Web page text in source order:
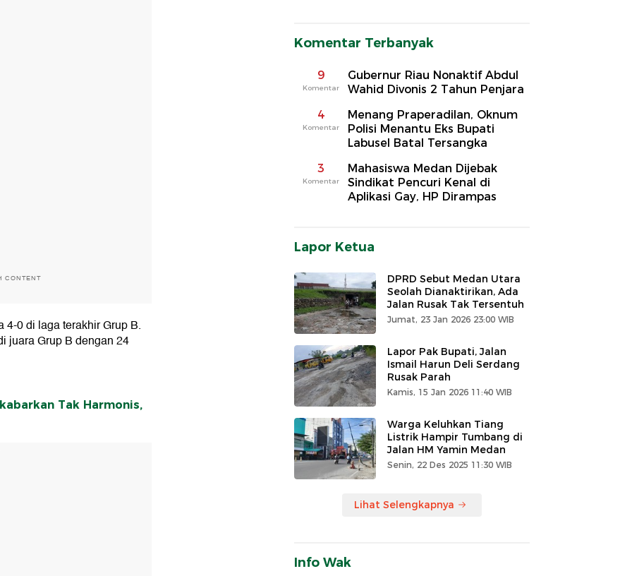
CONTENT
0 di laga terakhir Grup B.
juara Grup B dengan 24
Tak Harmonis,
Komentar Terbanyak
9
Komentar
Gubernur Riau Nonaktif Abdul
Wahid Divonis 2 Tahun Penjara
4
Komentar
Menang Praperadilan, Oknum
Polisi Menantu Eks Bupati
Labusel Batal Tersangka
3
Komentar
Mahasiswa Medan Dijebak
Sindikat Pencuri Kenal di
Aplikasi Gay, HP Dirampas
Lapor Ketua
DPRD Sebut Medan Utara
Seolah Dianaktirikan, Ada
Jalan Rusak Tak Tersentuh
Jumat, 23 Jan 2026 23:00 WIB
Lapor Pak Bupati, Jalan
Ismail Harun Deli Serdang
Rusak Parah
Kamis, 15 Jan 2026 11:40 WIB
Warga Keluhkan Tiang
Listrik Hampir Tumbang di
Jalan HM Yamin Medan
Senin, 22 Des 2025 11:30 WIB
Lihat Selengkapnya
Info Wak